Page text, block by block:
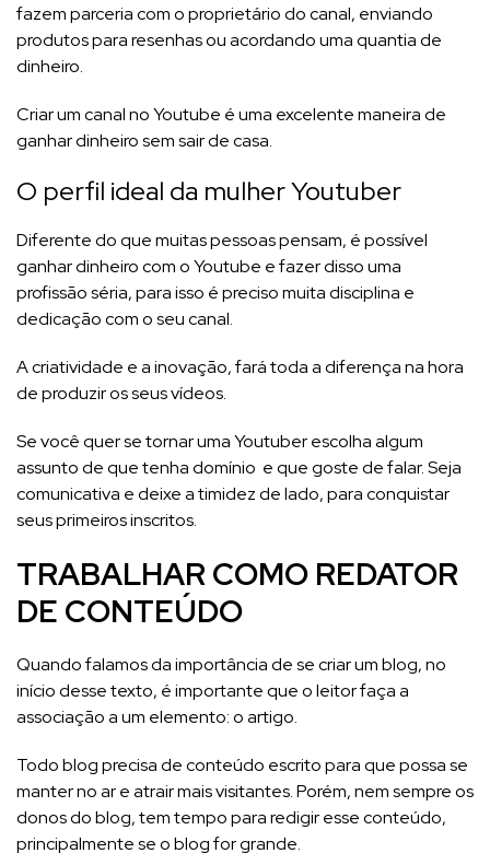
fazem parceria com o proprietário do canal, enviando
produtos para resenhas ou acordando uma quantia de
dinheiro.
Criar um canal no Youtube é uma excelente maneira de
ganhar dinheiro sem sair de casa.
O perfil ideal da mulher Youtuber
Diferente do que muitas pessoas pensam, é possível
ganhar dinheiro com o Youtube e fazer disso uma
profissão séria, para isso é preciso muita disciplina e
dedicação com o seu canal.
A criatividade e a inovação, fará toda a diferença na hora
de produzir os seus vídeos.
Se você quer se tornar uma Youtuber escolha algum
assunto de que tenha domínio e que goste de falar. Seja
comunicativa e deixe a timidez de lado, para conquistar
seus primeiros inscritos.
TRABALHAR COMO REDATOR
DE CONTEÚDO
Quando falamos da importância de se criar um blog, no
início desse texto, é importante que o leitor faça a
associação a um elemento: o artigo.
Todo blog precisa de conteúdo escrito para que possa se
manter no ar e atrair mais visitantes. Porém, nem sempre os
donos do blog, tem tempo para redigir esse conteúdo,
principalmente se o blog for grande.